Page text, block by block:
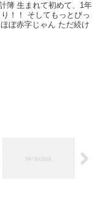
簿 生まれて初めて、1年
！！ そしてもっとびっ
ぼ赤字じゃん ただ続け